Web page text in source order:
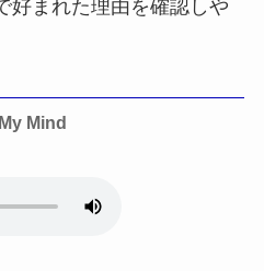
好まれた理由を確認しや
Mind